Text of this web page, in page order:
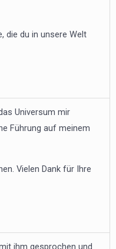
die du in unsere Welt
Universum mir
Führung auf meinem
Vielen Dank für Ihre
ihm gesprochen und